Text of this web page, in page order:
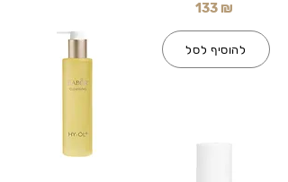
133 ₪
להוסיף לסל